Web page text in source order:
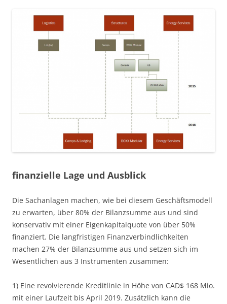
finanzielle Lage und Ausblick
Die Sachanlagen machen, wie bei diesem Geschäftsmodell
zu erwarten, über 80% der Bilanzsumme aus und sind
konservativ mit einer Eigenkapitalquote von über 50%
finanziert. Die langfristigen Finanzverbindlichkeiten
machen 27% der Bilanzsumme aus und setzen sich im
Wesentlichen aus 3 Instrumenten zusammen:
1) Eine revolvierende Kreditlinie in Höhe von CAD$ 168 Mio.
mit einer Laufzeit bis April 2019. Zusätzlich kann die